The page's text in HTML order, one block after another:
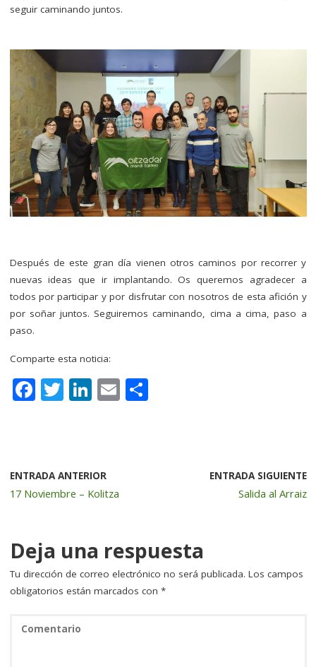
seguir caminando juntos.
Después de este gran día vienen otros caminos por recorrer y
nuevas ideas que ir implantando. Os queremos agradecer a
todos por participar y por disfrutar con nosotros de esta afición y
por soñar juntos. Seguiremos caminando, cima a cima, paso a
paso.
Comparte esta noticia:
F
b
o
k
T
r
Li
dI
n
E C
ENTRADA ANTERIOR
17 Noviembre – Kolitza
ENTRADA SIGUIENTE
Salida al Arraiz
Deja una respuesta
Tu dirección de correo electrónico no será publicada. Los campos
obligatorios están marcados con *